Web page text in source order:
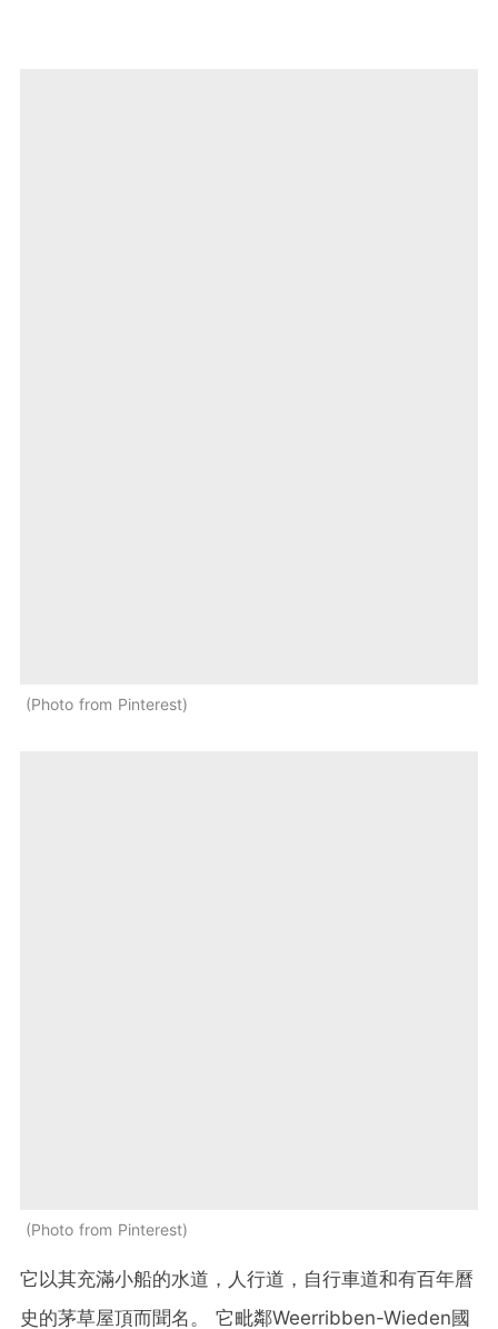
Photo from Pinterest
Photo from Pinterest
它以其充滿小船的水道，人行道，自行車道和有百年曆
史的茅草屋頂而聞名。 它毗鄰Weerribben-Wieden國